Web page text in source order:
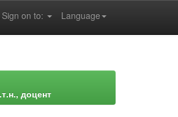
Language
Sign on to:
доцент